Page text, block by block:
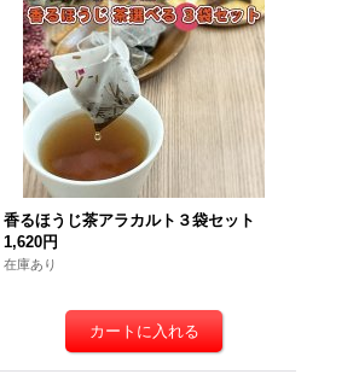
香るほうじ茶アラカルト３袋セット
1,620円
在庫あり